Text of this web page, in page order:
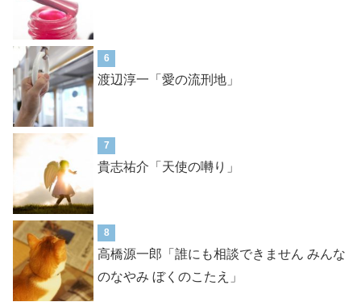
6
渡辺淳一「愛の流刑地」
7
貴志祐介「天使の囀り」
8
高橋源一郎「誰にも相談できません みんな
のなやみ ぼくのこたえ」